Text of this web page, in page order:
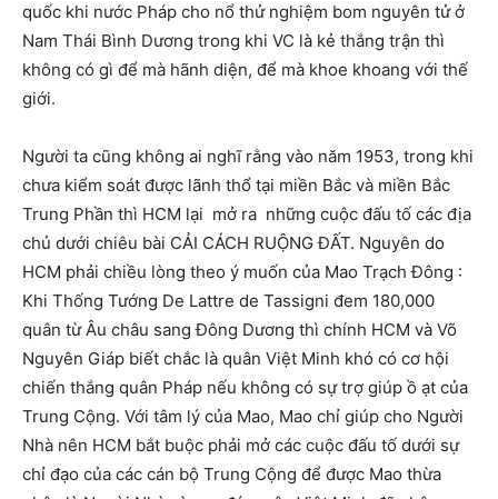
quốc khi nước Pháp cho nổ thử nghiệm bom nguyên tử ở
Nam Thái Bình Dương trong khi VC là kẻ thắng trận thì
không có gì để mà hãnh diện, để mà khoe khoang với thế
giới.
Người ta cũng không ai nghĩ rằng vào năm 1953, trong khi
chưa kiểm soát được lãnh thổ tại miền Bắc và miền Bắc
Trung Phần thì HCM lại mở ra những cuộc đấu tố các địa
chủ dưới chiêu bài CẢI CÁCH RUỘNG ĐẤT. Nguyên do
HCM phải chiều lòng theo ý muốn của Mao Trạch Đông :
Khi Thống Tướng De Lattre de Tassigni đem 180,000
quân từ Âu châu sang Đông Dương thì chính HCM và Võ
Nguyên Giáp biết chắc là quân Việt Minh khó có cơ hội
chiến thắng quân Pháp nếu không có sự trợ giúp ồ ạt của
Trung Cộng. Với tâm lý của Mao, Mao chỉ giúp cho Người
Nhà nên HCM bắt buộc phải mở các cuộc đấu tố dưới sự
chỉ đạo của các cán bộ Trung Cộng để được Mao thừa